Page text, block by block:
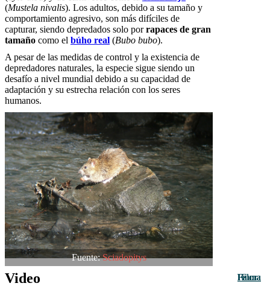
(Mustela nivalis). Los adultos, debido a su tamaño y
comportamiento agresivo, son más difíciles de
capturar, siendo depredados solo porrapaces de gran
tamaño como el búho real (Bubo bubo).
A pesar de las medidas de control y la existencia de
depredadores naturales, la especie sigue siendo un
desafío a nivel mundial debido a su capacidad de
adaptación y su estrecha relación con los seres
humanos.
Fuente:Sciadopitys
Video Fauna
Fauna
Fauna
Fauna
Fauna
Fauna
Fauna
Fauna
Fauna
Fauna
Fauna
Flora
Flora